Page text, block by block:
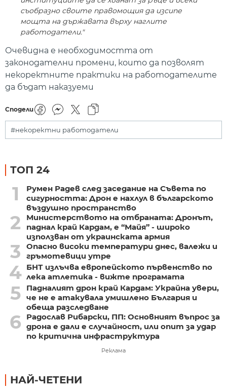
съобразно своите правомощия да изсипе
мощта на държавата върху наглите
работодатели."
Очевидна е необходимостта от
законодателни промени, които да позволят
некоректните практики на работодателите
да бъдат наказуеми
Сподели
#некоректни работодатели
ТОП 24
1
Румен Радев след заседание на Съвета по
сигурността: Дрон е нахлул в българското
въздушно пространство
2
Министерството на отбраната: Дронът,
паднал край Кардам, е “Майя” - широко
използван от украинската армия
3
Опасно високи температури днес, валежи и
гръмотевици утре
4 БНТ излъчва европейското първенство по
лека атлетика - вижте програмата
5
Падналият дрон край Кардам: Украйна увери,
че не е атакувала умишлено България и
обеща разследване
6
Радослав Рибарски, ПП: Основният въпрос за
дрона е дали е случайност, или опит за удар
по критична инфраструктура
Реклама
НАЙ-ЧЕТЕНИ